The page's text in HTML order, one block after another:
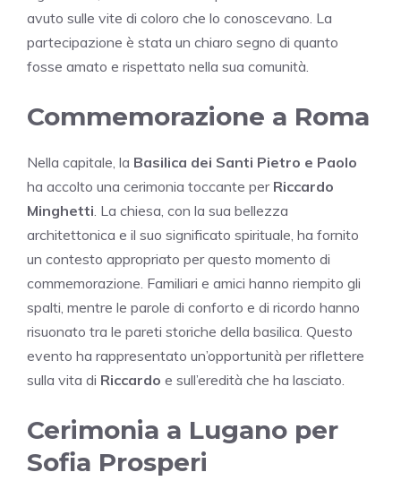
avuto sulle vite di coloro che lo conoscevano. La
partecipazione è stata un chiaro segno di quanto
fosse amato e rispettato nella sua comunità.
Commemorazione a Roma
Nella capitale, la Basilica dei Santi Pietro e Paolo
ha accolto una cerimonia toccante per Riccardo
Minghetti. La chiesa, con la sua bellezza
architettonica e il suo significato spirituale, ha fornito
un contesto appropriato per questo momento di
commemorazione. Familiari e amici hanno riempito gli
spalti, mentre le parole di conforto e di ricordo hanno
risuonato tra le pareti storiche della basilica. Questo
evento ha rappresentato un’opportunità per riflettere
sulla vita di Riccardo e sull’eredità che ha lasciato.
Cerimonia a Lugano per
Sofia Prosperi